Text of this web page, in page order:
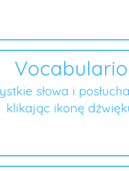
Vocabulario
słowa i
klikając ikonę